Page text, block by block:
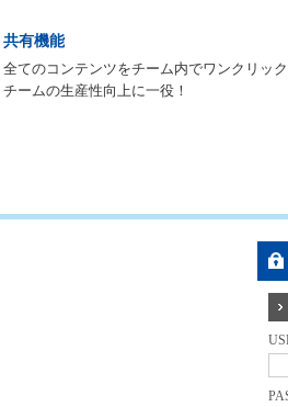
共有機能
全てのコンテンツをチーム内でワンクリッ
チームの生産性向上に一役！